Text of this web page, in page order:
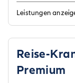
Leistungen
Reise-
Premium